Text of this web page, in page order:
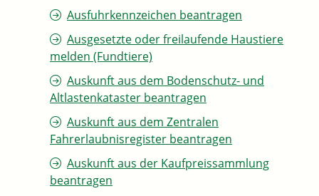
Ausfuhrkennzeichen beantragen
Ausgesetzte oder freilaufende Haustiere
melden (Fundtiere)
Auskunft aus dem Bodenschutz- und
Altlastenkataster beantragen
Auskunft aus dem Zentralen
Fahrerlaubnisregister beantragen
Auskunft aus der Kaufpreissammlung
beantragen